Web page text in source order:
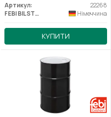
Артикул:
22268
FEBI BILSTEIN
Німеччина
КУПИТИ